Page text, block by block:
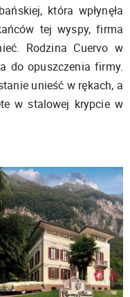
która wpłynęła
tej wyspy, firma
Rodzina Cuervo w
do opuszczenia firmy.
unieść w rękach, a
w stalowej krypcie w